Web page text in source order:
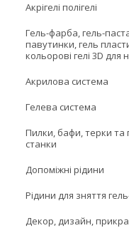
Акрігелі полігелі
Гель-фарба, гель-
павутинки, гель
кольорові гелі 3D для
Акрилова система
Гелева система
Пилки, бафи, терки та
станки
Допоміжні рідини
Рідини для зняття
Декор, дизайн,